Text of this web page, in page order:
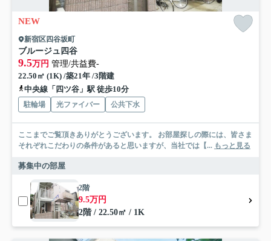
NEW
新宿区四谷坂町
ブルージュ四谷
9.5万円 管理/共益費-
22.50㎡ (1K) /築21年 /3階建
中央線「四ツ谷」駅 徒歩10分
駐輪場 光ファイバー 公共下水
ここまでご覧頂きありがとうございます。 お部屋探しの際には、皆さま
それぞれこだわりの条件があると思いますが、当社では【... もっと見る
募集中の部屋
2階
9.5万円
2階 / 22.50㎡ / 1K